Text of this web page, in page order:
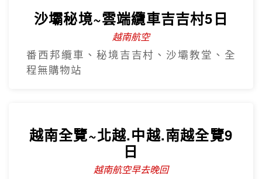
沙壩秘境~雲端纜車吉吉村5日
越南航空
番西邦纜車、秘境吉吉村、沙壩教堂、全
程無購物站
越南全覽~北越.中越.南越全覽9
日
越南航空早去晚回